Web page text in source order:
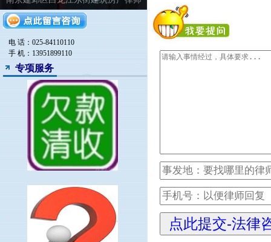
电 话：025-84110110
手 机：13951899110
专项服务